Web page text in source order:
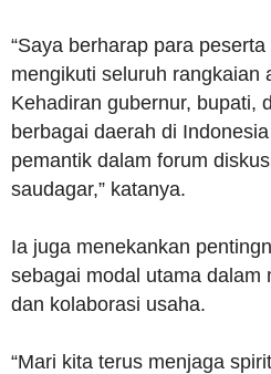
“Saya berharap para
mengikuti seluruh rangkaian
Kehadiran gubernur, bupati,
berbagai daerah di
pemantik dalam forum
saudagar,” katanya.
Ia juga menekankan
sebagai modal utama dalam
dan kolaborasi usaha.
“Mari kita terus menjaga